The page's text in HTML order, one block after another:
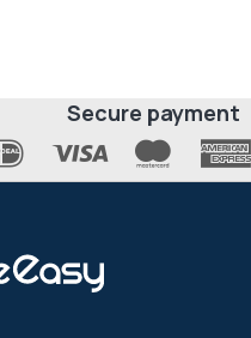
Secure payment